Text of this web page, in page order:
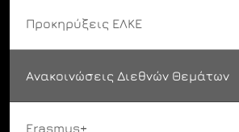
Προκηρύξεις ΕΛΚΕ
Ανακοινώσεις Διεθνών Θεμάτων
Erasmus+